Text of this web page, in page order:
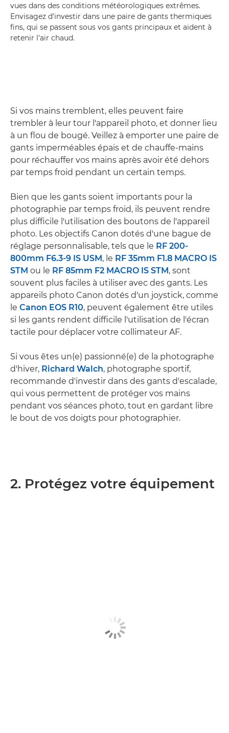
vues dans des conditions météorologiques extrêmes.
Envisagez d'investir dans une paire de gants thermiques
fins, qui se passent sous vos gants principaux et aident à
retenir l'air chaud.
Si vos mains tremblent, elles peuvent faire
trembler à leur tour l'appareil photo, et donner lieu
à un flou de bougé. Veillez à emporter une paire de
gants imperméables épais et de chauffe-mains
pour réchauffer vos mains après avoir été dehors
par temps froid pendant un certain temps.
Bien que les gants soient importants pour la
photographie par temps froid, ils peuvent rendre
plus difficile l'utilisation des boutons de l'appareil
photo. Les objectifs Canon dotés d'une bague de
réglage personnalisable, tels que le RF 200-
800mm F6.3-9 IS USM, le RF 35mm F1.8 MACRO IS
STM ou le RF 85mm F2 MACRO IS STM, sont
souvent plus faciles à utiliser avec des gants. Les
appareils photo Canon dotés d'un joystick, comme
le Canon EOS R10, peuvent également être utiles
si les gants rendent difficile l'utilisation de l'écran
tactile pour déplacer votre collimateur AF.
Si vous êtes un(e) passionné(e) de la photographe
d'hiver, Richard Walch, photographe sportif,
recommande d'investir dans des gants d'escalade,
qui vous permettent de protéger vos mains
pendant vos séances photo, tout en gardant libre
le bout de vos doigts pour photographier.
2. Protégez votre équipement